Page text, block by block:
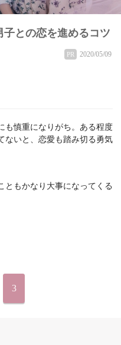
との恋を進めるコツ
PR 2020/05/09
も慎重になりがち。ある程度
ないと、恋愛も踏み切る勇気
ともかなり大事になってくる
3